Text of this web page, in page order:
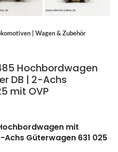
| Wagen & Zubehör
Hochbordwagen
DB | 2-Achs
mit OVP
mit
Achs Güterwagen 631 025